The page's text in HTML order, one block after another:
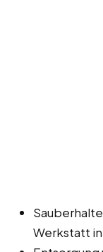
Werkstatt